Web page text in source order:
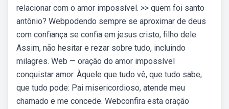
relacionar com o amor impossível. >> quem foi santo
antônio? Webpodendo sempre se aproximar de deus
com confiança se confia em jesus cristo, filho dele.
Assim, não hesitar e rezar sobre tudo, incluindo
milagres. Web — oração do amor impossível
conquistar amor. Àquele que tudo vê, que tudo sabe,
que tudo pode: Pai misericordioso, atende meu
chamado e me concede. Webconfira esta oração